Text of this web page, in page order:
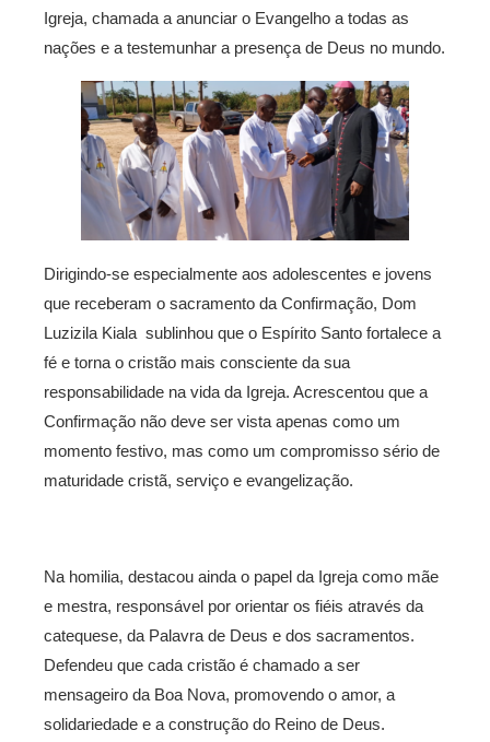
Igreja, chamada a anunciar o Evangelho a todas as
nações e a testemunhar a presença de Deus no mundo.
Dirigindo-se especialmente aos adolescentes e jovens
que receberam o sacramento da Confirmação, Dom
Luzizila Kiala sublinhou que o Espírito Santo fortalece a
fé e torna o cristão mais consciente da sua
responsabilidade na vida da Igreja. Acrescentou que a
Confirmação não deve ser vista apenas como um
momento festivo, mas como um compromisso sério de
maturidade cristã, serviço e evangelização.
Na homilia, destacou ainda o papel da Igreja como mãe
e mestra, responsável por orientar os fiéis através da
catequese, da Palavra de Deus e dos sacramentos.
Defendeu que cada cristão é chamado a ser
mensageiro da Boa Nova, promovendo o amor, a
solidariedade e a construção do Reino de Deus.